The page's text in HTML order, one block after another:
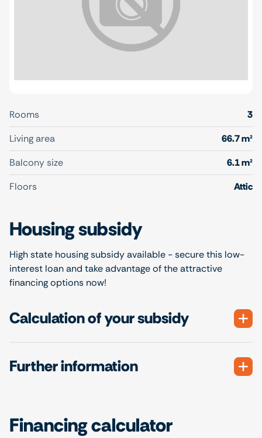
Rooms
3
Living area
66.7 m²
Balcony size
6.1 m²
Floors
Attic
Housing subsidy
High state housing subsidy available - secure this low-
interest loan and take advantage of the attractive
financing options now!
Calculation of your subsidy
Further information
Financing calculator